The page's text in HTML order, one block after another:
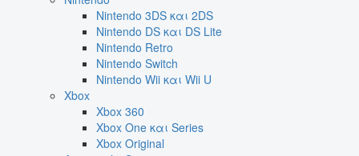
Nintendo 3DS και 2DS
Nintendo DS και DS Lite
Nintendo Retro
Nintendo Switch
Nintendo Wii και Wii U
Xbox
Xbox 360
Xbox One και Series
Xbox Original